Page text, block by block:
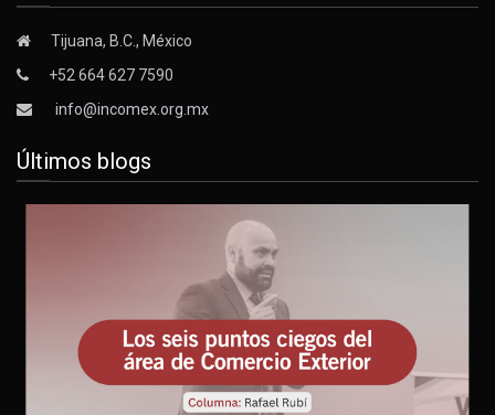
Tijuana, B.C., México
+52 664 627 7590
info@incomex.org.mx
Últimos blogs